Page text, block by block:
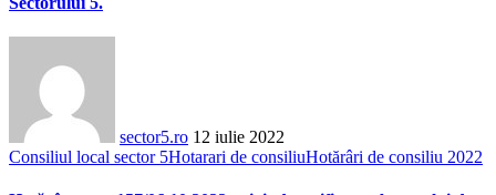
sector5.ro 12 iulie 2022
Consiliul local sector 5Hotarari de consiliuHotărâri de consiliu 2022